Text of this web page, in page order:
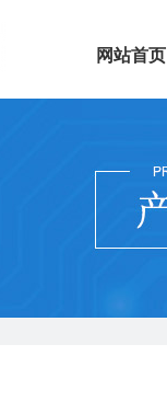
网站首页